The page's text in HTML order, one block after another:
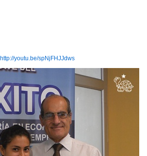
http://youtu.be/spNjFHJJdws